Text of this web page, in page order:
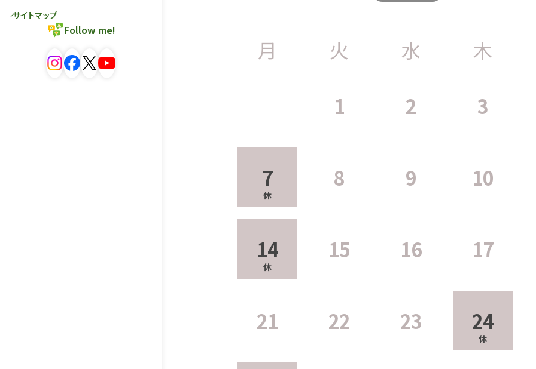
サイトマップ
Follow me!
月 火 水 木
1 2 3
7 8 9 10
14 15 16 17
21 22 23 24